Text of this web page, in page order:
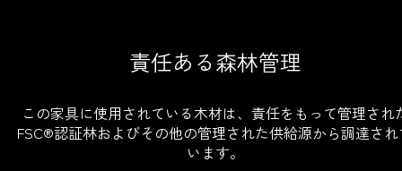
責任ある森林管理
この家具に使用されている木材は、責任をもって管理され
FSC®認証林およびその他の管理された供給源から調達さ
います。